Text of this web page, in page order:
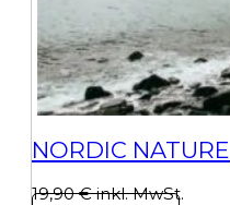
NORDIC NATURE
19,90 € inkl. MwSt.